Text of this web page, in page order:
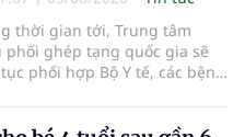
thời gian tới, Trung tâm
phối ghép tạng quốc gia sẽ
phối hợp Bộ Y tế, các bệnh